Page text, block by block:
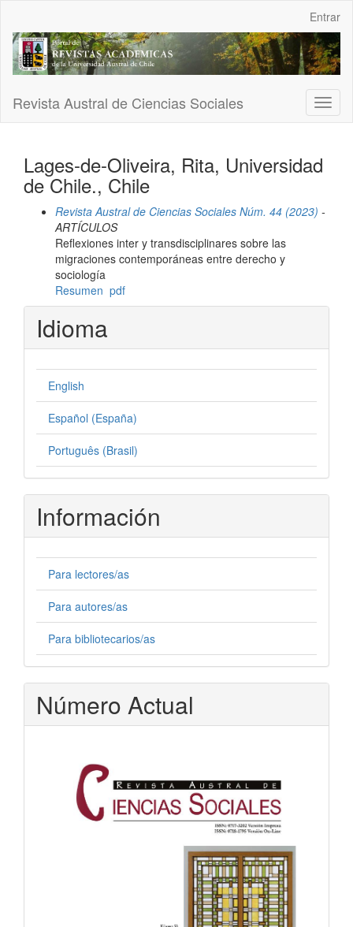
Contenido
principal
Barra
Entrar
Revista Austral de Ciencias Sociales
Lages-de-Oliveira, Rita, Universidad
de Chile., Chile
Revista Austral de Ciencias Sociales Núm. 44 (2023) -
ARTÍCULOS
Reflexiones inter y transdisciplinares sobre las
migraciones contemporáneas entre derecho y
sociología
Resumen pdf
Idioma
English
Español (España)
Português (Brasil)
Información
Para lectores/as
Para autores/as
Para bibliotecarios/as
Número Actual